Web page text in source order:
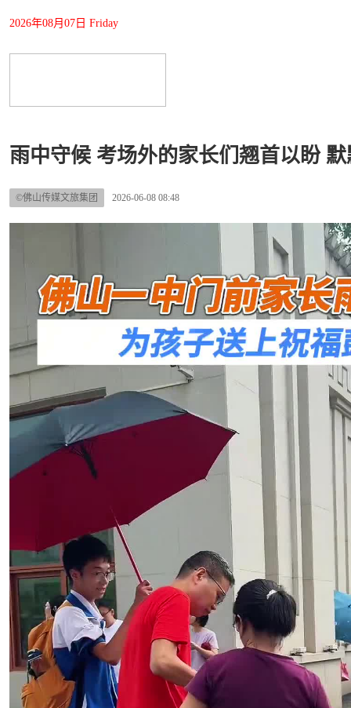
2026年08月07日 Friday
雨中守候 考场外的家长们翘首以盼
©佛山传媒文旅集团 2026-06-08 08:48